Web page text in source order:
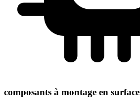
composants à montage en surface